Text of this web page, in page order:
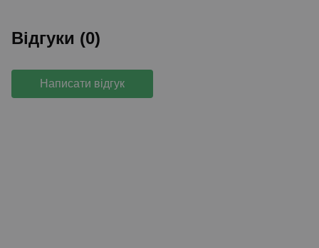
Відгуки (0)
Написати відгук